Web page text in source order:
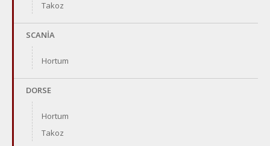
Takoz
SCANİA
Hortum
DORSE
Hortum
Takoz